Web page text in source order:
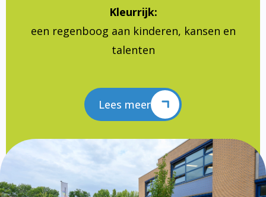
Kleurrijk:
een regenboog aan kinderen, kansen en
talenten
Lees meer